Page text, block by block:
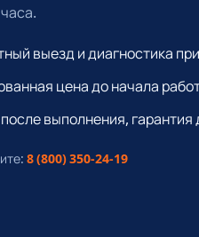
выезд и диагностика
цена до начала
выполнения, гарантия
8 (800) 350-24-19